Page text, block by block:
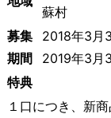
蘇村
募集
期間
2018年3月
2019年3月
特典
１口につき、新